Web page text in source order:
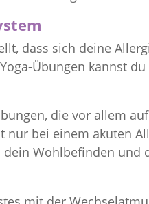
dass sich deine
Übungen kannst
die vor allem
bei einem akuten
Wohlbefinden und